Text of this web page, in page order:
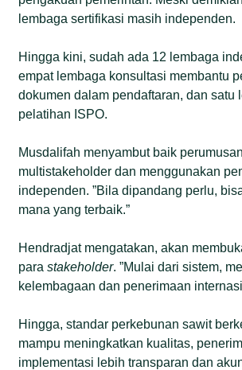
lembaga sertifikasi masih independen.
Hingga kini, sudah ada 12 lembaga
empat lembaga konsultasi membantu
dokumen dalam pendaftaran, dan satu
pelatihan ISPO.
Musdalifah menyambut baik
multistakeholder dan menggunakan
independen. ”Bila dipandang perlu,
mana yang terbaik.”
Hendradjat mengatakan, akan
parastakeholder. ”Mulai dari sistem,
kelembagaan dan penerimaan
Hingga, standar perkebunan sawit
mampu meningkatkan kualitas,
implementasi lebih transparan dan